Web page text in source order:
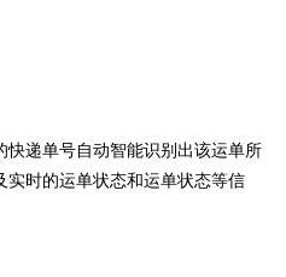
递单号自动智能识别出该运单所
实时的运单状态和运单状态等信